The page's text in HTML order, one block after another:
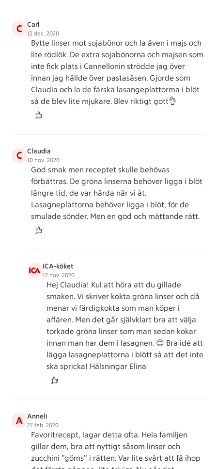
C Carl
12 dec. 2020
Bytte linser mot sojabönor och la även i majs och
lite rödlök. De extra sojabönorna och majsen som
inte fick plats i Cannellonin strödde jag över
innan jag hällde över pastasåsen. Gjorde som
Claudia och la de färska lasangeplattorma i blöt
så de blev lite mjukare. Blev riktigt gott👌
C Claudia
10 nov. 2020
God smak men receptet skulle behövas
förbättras. De gröna linserna behöver ligga i blöt
längre tid, de var hårda när vi åt.
Lasagneplattorna behöver ligga i blöt, för de
smulade sönder. Men en god och mättande rätt.
ICA-köket
12 nov. 2020
Hej Claudia! Kul att höra att du gillade
smaken. Vi skriver kokta gröna linser och då
menar vi färdigkokta som man köper i
affären. Men det går självklart bra att välja
torkade gröna linser som man sedan kokar
innan man har dem i lasagnen. 😊 Bra idé att
lägga lasagneplattorna i blött så att det inte
ska spricka! Hälsningar Elina
A Anneli
27 feb. 2020
Favoritrecept, lagar detta ofta. Hela familjen
gillar dem, bra att nyttigt såsom linser och
zucchini ”göms” i rätten. Var lite svårt att få ihop